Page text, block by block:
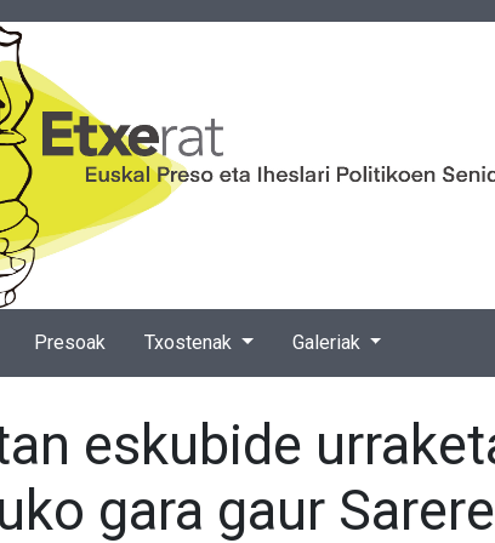
Presoak Txostenak Galeriak
eskubide
gara gaur